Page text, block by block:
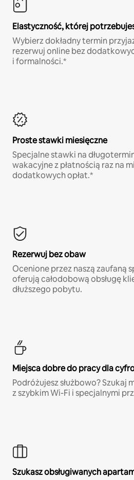
Elastyczność, której
Wybierz dokładny termin
rezerwuj online bez
i formalności.*
Proste stawki miesięczne
Specjalne stawki na
wakacyjne z płatnością raz na
dodatkowych opłat.*
Rezerwuj bez obaw
Ocenione przez naszą zaufaną
oferują całodobową obsługę
dłuższego pobytu.
Miejsca dobre do pracy dla
Podróżujesz służbowo? Szukaj
z szybkim Wi-Fi i specjalnymi
Szukasz obsługiwanych